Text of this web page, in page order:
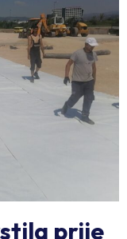
prije